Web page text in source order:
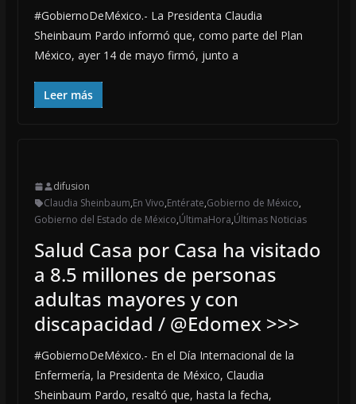
#GobiernoDeMéxico.- La Presidenta Claudia
Sheinbaum Pardo informó que, como parte del Plan
México, ayer 14 de mayo firmó, junto a
Leer más
difusion
Claudia Sheinbaum,En Vivo,Entérate,Gobierno de México,
Gobierno del Estado de México,ÚltimaHora,Últimas Noticias
Salud Casa por Casa ha visitado
a 8.5 millones de personas
adultas mayores y con
discapacidad / @Edomex >>>
#GobiernoDeMéxico.- En el Día Internacional de la
Enfermería, la Presidenta de México, Claudia
Sheinbaum Pardo, resaltó que, hasta la fecha,